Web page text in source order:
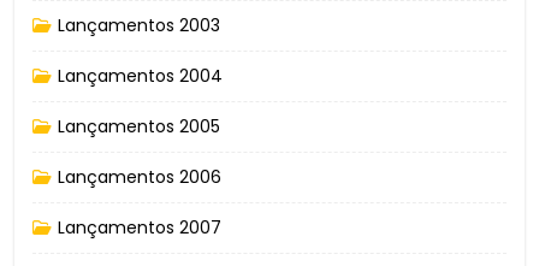
Lançamentos 2003
Lançamentos 2004
Lançamentos 2005
Lançamentos 2006
Lançamentos 2007